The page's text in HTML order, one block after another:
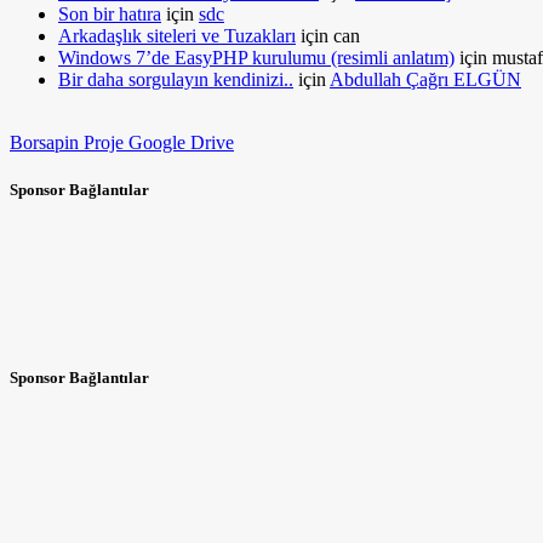
Son bir hatıra için sdc
Arkadaşlık siteleri ve Tuzakları için can
Windows 7’de EasyPHP kurulumu (resimli anlatım) için
Bir daha sorgulayın kendinizi.. için Abdullah Çağrı ELGÜN
Borsapin Proje Google Drive
Sponsor Bağlantılar
Sponsor Bağlantılar